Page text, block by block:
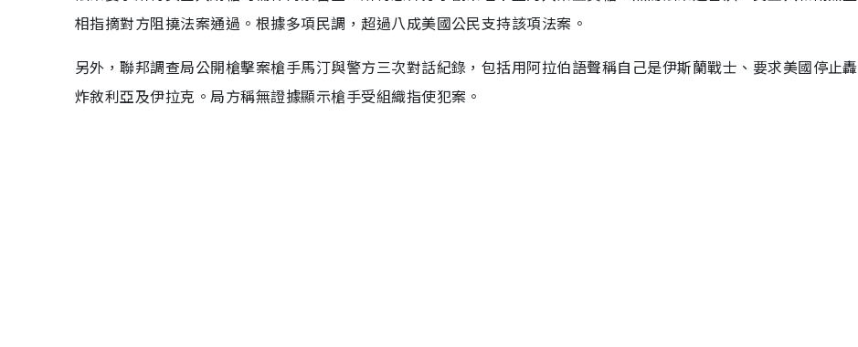
相指摘對方阻撓法案通過。根據多項民調，超過八成美國公民支持該項法案。
另外，聯邦調查局公開槍擊案槍手馬汀與警方三次對話紀錄，包括用阿拉伯語聲稱自己是伊斯蘭戰士、要求美國停止轟
炸敘利亞及伊拉克。局方稱無證據顯示槍手受組織指使犯案。